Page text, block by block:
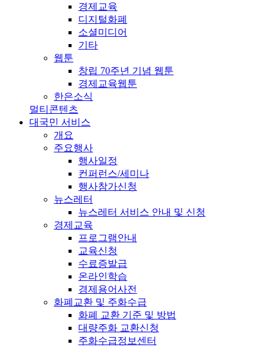
경제교육
디지털화폐
소셜미디어
기타
웹툰
창립 70주년 기념 웹툰
경제교육웹툰
한은소식
멀티콘텐츠
대국민 서비스
개요
주요행사
행사일정
컨퍼런스/세미나
행사참가신청
뉴스레터
뉴스레터 서비스 안내 및 신청
경제교육
프로그램안내
교육신청
수료증발급
온라인학습
경제용어사전
화폐교환 및 주화수급
화폐 교환 기준 및 방법
대량주화 교환신청
주화수급정보센터